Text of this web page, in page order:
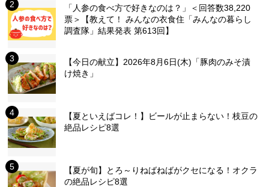
「人参の食べ方で好きなのは？」＜回答数38,220
票＞【教えて！ みんなの衣食住「みんなの暮らし
調査隊」結果発表 第613回】
【今日の献立】2026年8月6日(木)「豚肉のみそ漬
け焼き」
【夏といえばコレ！】ビールが止まらない！枝豆の
絶品レシピ8選
【夏が旬】とろ～りねばねばがクセになる！オクラ
の絶品レシピ8選